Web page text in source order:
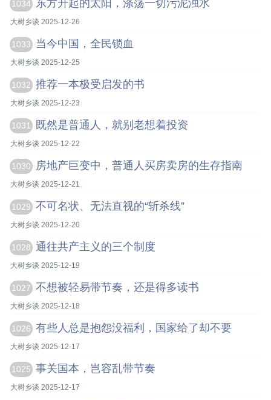
1034 东方升起的太阳，涤荡一切污泥浊水
大树乡谈 2025-12-26
1033 当今中国，全民锁血
大树乡谈 2025-12-25
1032 推荐一本极受启发的书
大树乡谈 2025-12-23
1031 既然是普通人，就别老想着投资
大树乡谈 2025-12-22
1030 房地产巨变中，普通人买房卖房的生存指南
大树乡谈 2025-12-21
1029 不可名状、无法直视的“斩杀线”
大树乡谈 2025-12-20
1028 通往共产主义的三个制度
大树乡谈 2025-12-19
1027 不想被轻易带节奏，还是得多读书
大树乡谈 2025-12-18
1026 有些人总是抱怨没福利，国家给了却不要
大树乡谈 2025-12-17
1025 事关国本，岂容乱带节奏
大树乡谈 2025-12-17